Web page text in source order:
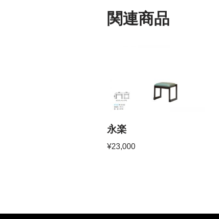
関連商品
永楽
¥23,000